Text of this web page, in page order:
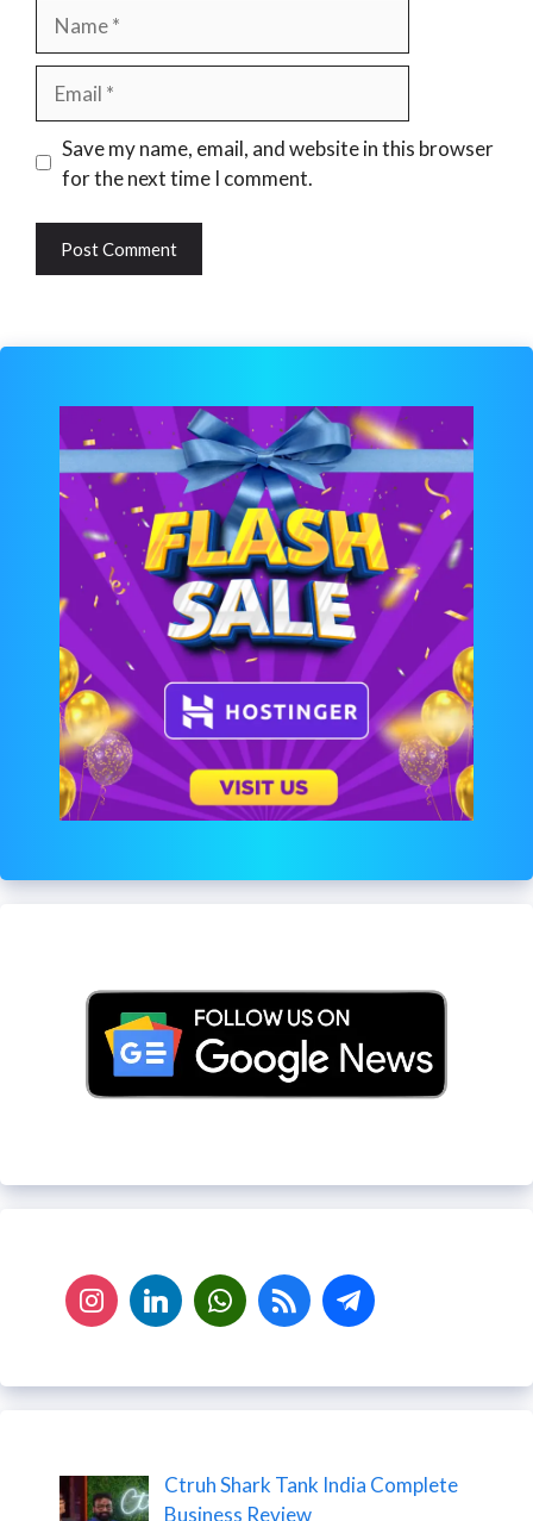
Website
Save my name, email, and website in this browser
for the next time I comment.
Ctruh Shark Tank India Complete
Business Review